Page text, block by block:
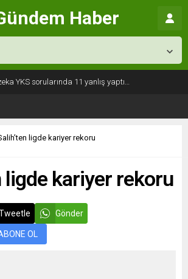
YKS sorularında 11 yanlış yaptı…
ligde kariyer rekoru
ligde kariyer rekoru
Gönder
OL